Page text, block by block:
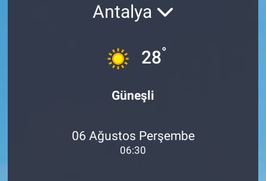
Antalya
28°
Güneşli
06 Ağustos Perşembe
06:30